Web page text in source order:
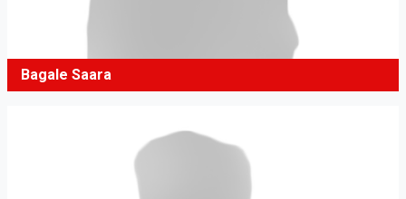
Bagale Saara